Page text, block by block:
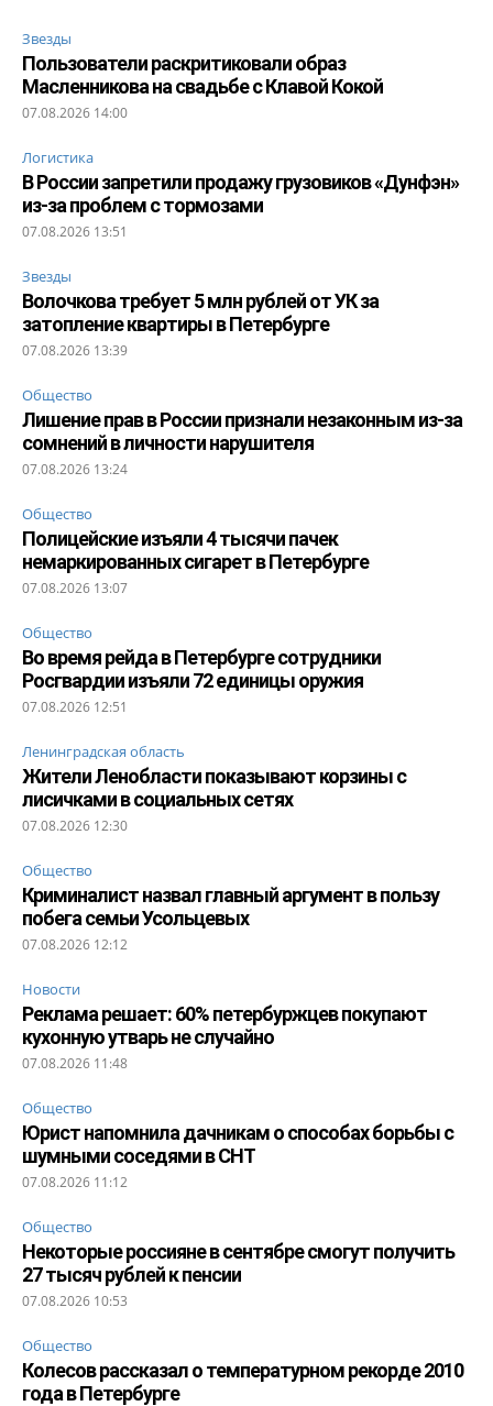
Звезды
Пользователи раскритиковали образ
Масленникова на свадьбе с Клавой Кокой
07.08.2026 14:00
Логистика
В России запретили продажу грузовиков «Дунфэн»
из-за проблем с тормозами
07.08.2026 13:51
Звезды
Волочкова требует 5 млн рублей от УК за
затопление квартиры в Петербурге
07.08.2026 13:39
Общество
Лишение прав в России признали незаконным из-за
сомнений в личности нарушителя
07.08.2026 13:24
Общество
Полицейские изъяли 4 тысячи пачек
немаркированных сигарет в Петербурге
07.08.2026 13:07
Общество
Во время рейда в Петербурге сотрудники
Росгвардии изъяли 72 единицы оружия
07.08.2026 12:51
Ленинградская область
Жители Ленобласти показывают корзины с
лисичками в социальных сетях
07.08.2026 12:30
Общество
Криминалист назвал главный аргумент в пользу
побега семьи Усольцевых
07.08.2026 12:12
Новости
Реклама решает: 60% петербуржцев покупают
кухонную утварь не случайно
07.08.2026 11:48
Общество
Юрист напомнила дачникам о способах борьбы с
шумными соседями в СНТ
07.08.2026 11:12
Общество
Некоторые россияне в сентябре смогут получить
27 тысяч рублей к пенсии
07.08.2026 10:53
Общество
Колесов рассказал о температурном рекорде 2010
года в Петербурге